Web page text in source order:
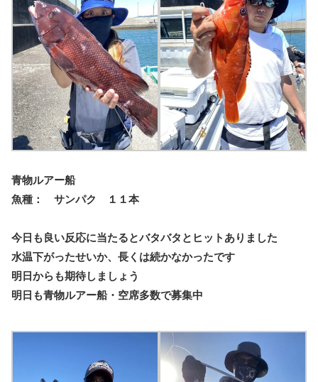
青物ルアー船
魚種： サンパク １１本
今日も良い反応に当たるとバタバタとヒットありました
水温下がったせいか、長くは続かなかったです
明日からも期待しましょう
明日も青物ルアー船・空席多数で募集中